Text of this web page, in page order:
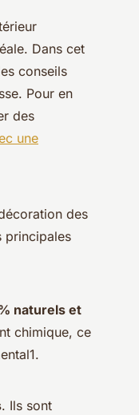
Dans cet
conseils
Pour en
des
une
des
principales
naturels et
chimique, ce
. Ils sont